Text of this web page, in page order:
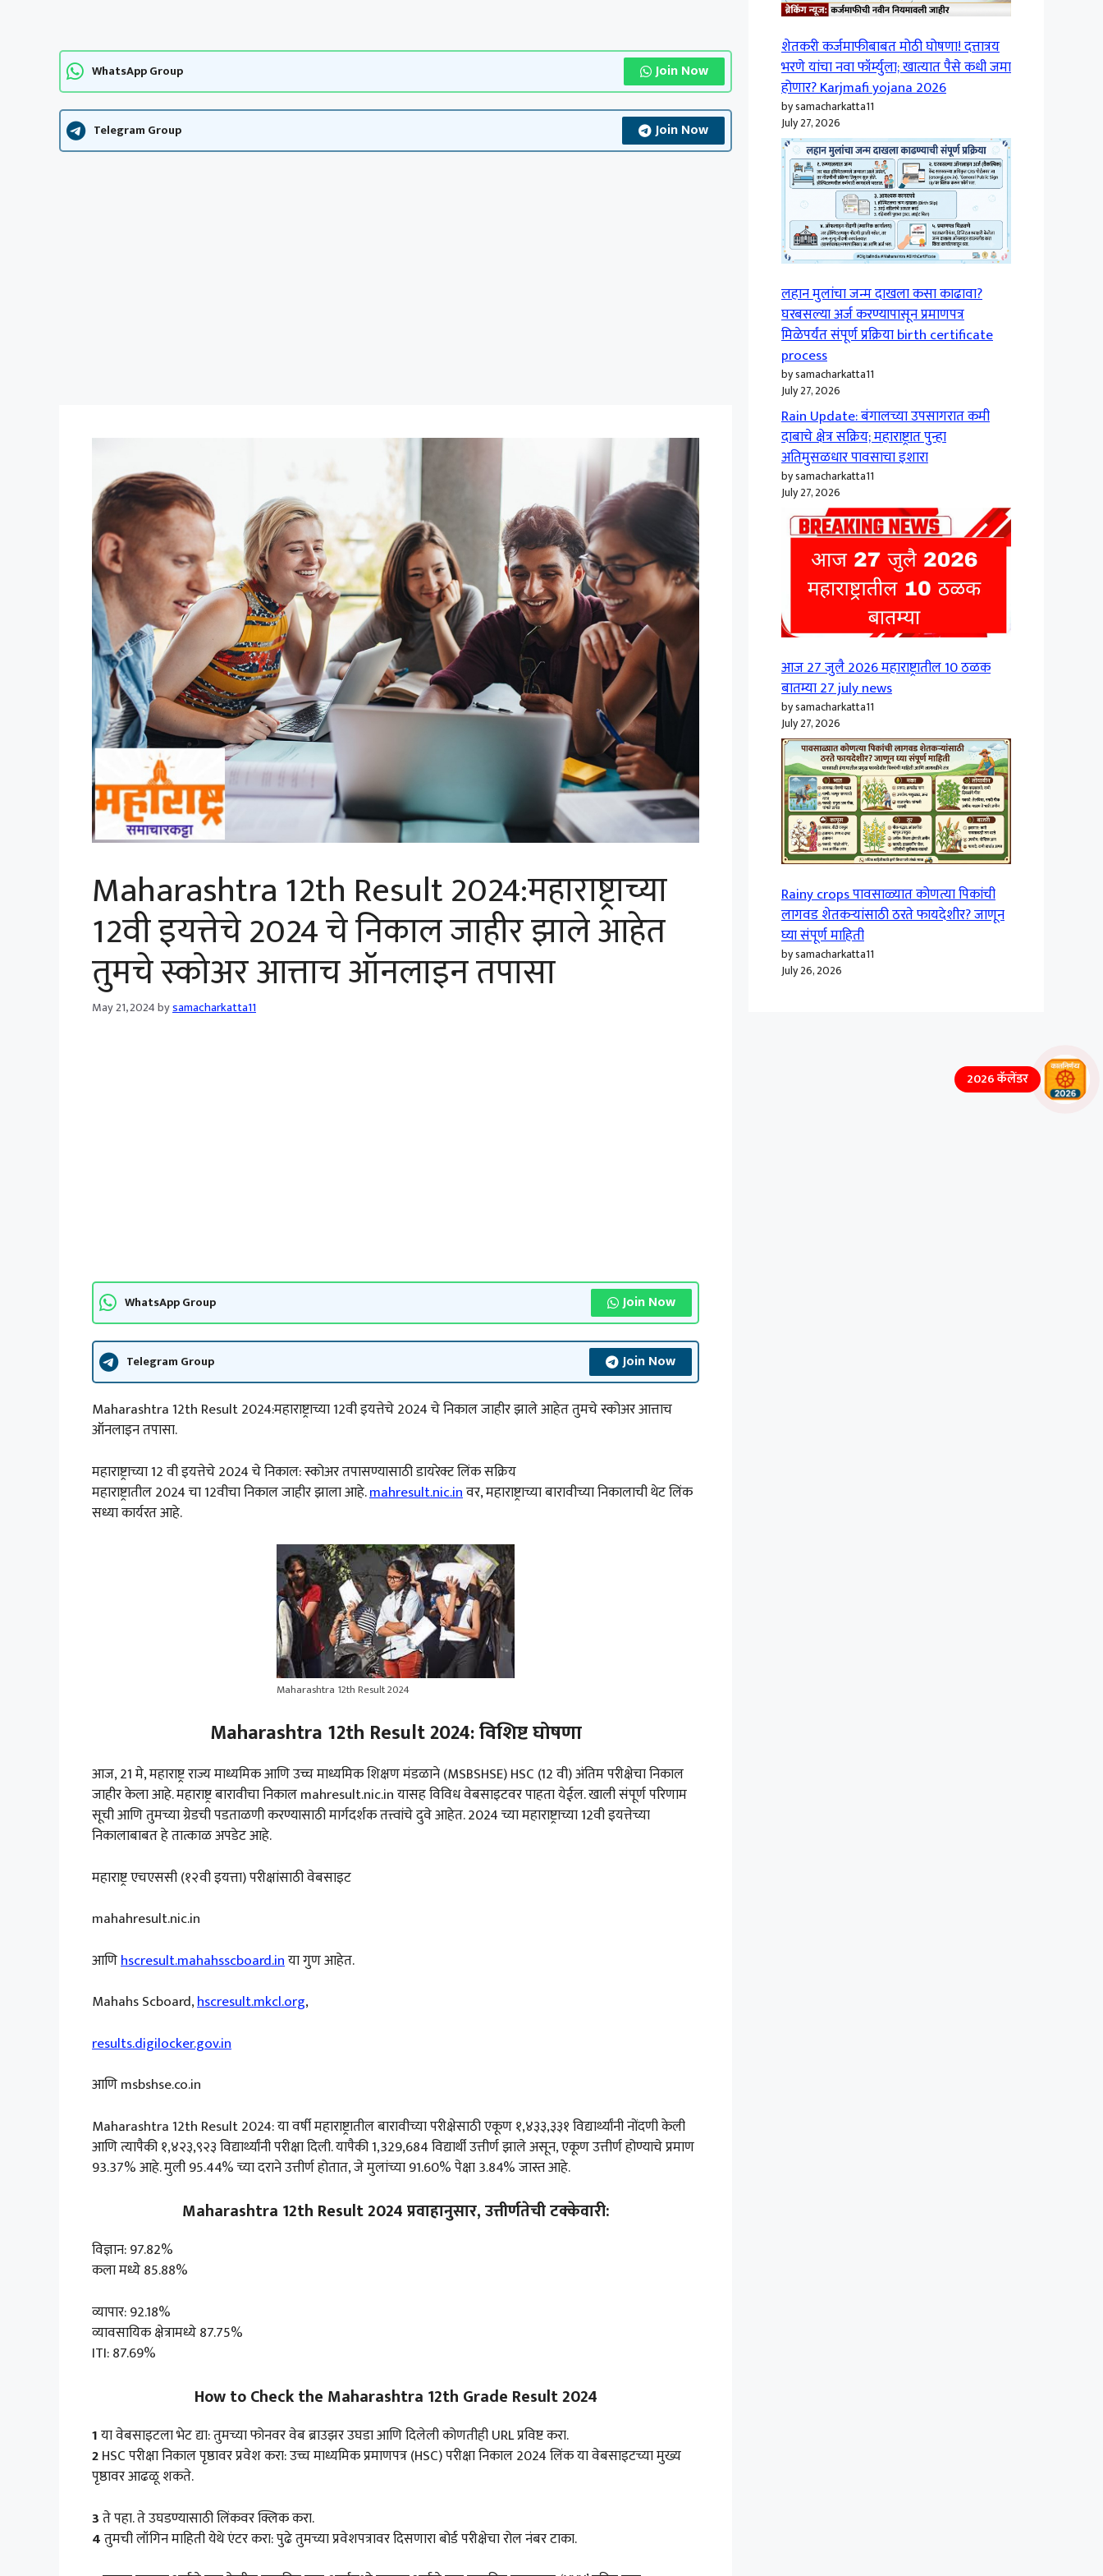
WhatsApp Group Join Now
Telegram Group Join Now
Maharashtra 12th Result 2024:महाराष्ट्राच्या
12वी इयत्तेचे 2024 चे निकाल जाहीर झाले आहेत
तुमचे स्कोअर आत्ताच ऑनलाइन तपासा
May 21, 2024bysamacharkatta11
WhatsApp Group Join Now
Telegram Group Join Now
Maharashtra 12th Result 2024:महाराष्ट्राच्या 12वी इयत्तेचे 2024 चे निकाल जाहीर झाले आहेत तुमचे स्कोअर आत्ताच
ऑनलाइन तपासा.
महाराष्ट्राच्या 12 वी इयत्तेचे 2024 चे निकाल: स्कोअर तपासण्यासाठी डायरेक्ट लिंक सक्रिय
महाराष्ट्रातील 2024 चा 12वीचा निकाल जाहीर झाला आहे.mahresult.nic.inवर, महाराष्ट्राच्या बारावीच्या निकालाची थेट लिंक
सध्या कार्यरत आहे.
Maharashtra 12th Result 2024
Maharashtra 12th Result 2024: विशिष्ट घोषणा
आज, 21 मे, महाराष्ट्र राज्य माध्यमिक आणि उच्च माध्यमिक शिक्षण मंडळाने (MSBSHSE) HSC (12 वी) अंतिम परीक्षेचा निकाल
जाहीर केला आहे. महाराष्ट्र बारावीचा निकाल mahresult.nic.in यासह विविध वेबसाइटवर पाहता येईल. खाली संपूर्ण परिणाम
सूची आणि तुमच्या ग्रेडची पडताळणी करण्यासाठी मार्गदर्शक तत्त्वांचे दुवे आहेत. 2024 च्या महाराष्ट्राच्या 12वी इयत्तेच्या
निकालाबाबत हे तात्काळ अपडेट आहे.
महाराष्ट्र एचएससी (१२वी इयत्ता) परीक्षांसाठी वेबसाइट
mahahresult.nic.in
आणिhscresult.mahahsscboard.inया गुण आहेत.
Mahahs Scboard,hscresult.mkcl.org,
results.digilocker.gov.in
आणि msbshse.co.in
Maharashtra 12th Result 2024: या वर्षी महाराष्ट्रातील बारावीच्या परीक्षेसाठी एकूण १,४३३,३३१ विद्यार्थ्यांनी नोंदणी केली
आणि त्यापैकी १,४२३,९२३ विद्यार्थ्यांनी परीक्षा दिली. यापैकी 1,329,684 विद्यार्थी उत्तीर्ण झाले असून, एकूण उत्तीर्ण होण्याचे प्रमाण
93.37% आहे. मुली 95.44% च्या दराने उत्तीर्ण होतात, जे मुलांच्या 91.60% पेक्षा 3.84% जास्त आहे.
Maharashtra 12th Result 2024 प्रवाहानुसार, उत्तीर्णतेची टक्केवारी:
विज्ञान: 97.82%
कला मध्ये 85.88%
व्यापार: 92.18%
व्यावसायिक क्षेत्रामध्ये 87.75%
ITI: 87.69%
How to Check the Maharashtra 12th Grade Result 2024
1या वेबसाइटला भेट द्या: तुमच्या फोनवर वेब ब्राउझर उघडा आणि दिलेली कोणतीही URL प्रविष्ट करा.
2HSC परीक्षा निकाल पृष्ठावर प्रवेश करा: उच्च माध्यमिक प्रमाणपत्र (HSC) परीक्षा निकाल 2024 लिंक या वेबसाइटच्या मुख्य
पृष्ठावर आढळू शकते.
3ते पहा. ते उघडण्यासाठी लिंकवर क्लिक करा.
4तुमची लॉगिन माहिती येथे एंटर करा: पुढे तुमच्या प्रवेशपत्रावर दिसणारा बोर्ड परीक्षेचा रोल नंबर टाका.
शेतकरी कर्जमाफीबाबत मोठी घोषणा! दत्तात्रय
भरणे यांचा नवा फॉर्म्युला; खात्यात पैसे कधी जमा
होणार? Karjmafi yojana 2026
by samacharkatta11
July 27, 2026
लहान मुलांचा जन्म दाखला कसा काढावा?
घरबसल्या अर्ज करण्यापासून प्रमाणपत्र
मिळेपर्यंत संपूर्ण प्रक्रिया birth certificate
process
by samacharkatta11
July 27, 2026
Rain Update: बंगालच्या उपसागरात कमी
दाबाचे क्षेत्र सक्रिय; महाराष्ट्रात पुन्हा
अतिमुसळधार पावसाचा इशारा
by samacharkatta11
July 27, 2026
आज 27 जुलै 2026 महाराष्ट्रातील 10 ठळक
बातम्या 27 july news
by samacharkatta11
July 27, 2026
Rainy crops पावसाळ्यात कोणत्या पिकांची
लागवड शेतकऱ्यांसाठी ठरते फायदेशीर? जाणून
घ्या संपूर्ण माहिती
by samacharkatta11
July 26, 2026
2026 कॅलेंडर